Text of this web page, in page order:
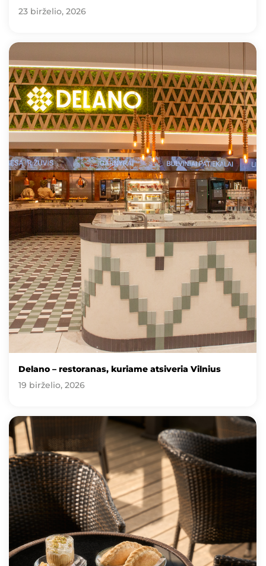
23 birželio, 2026
Delano – restoranas, kuriame atsiveria Vilnius
19 birželio, 2026